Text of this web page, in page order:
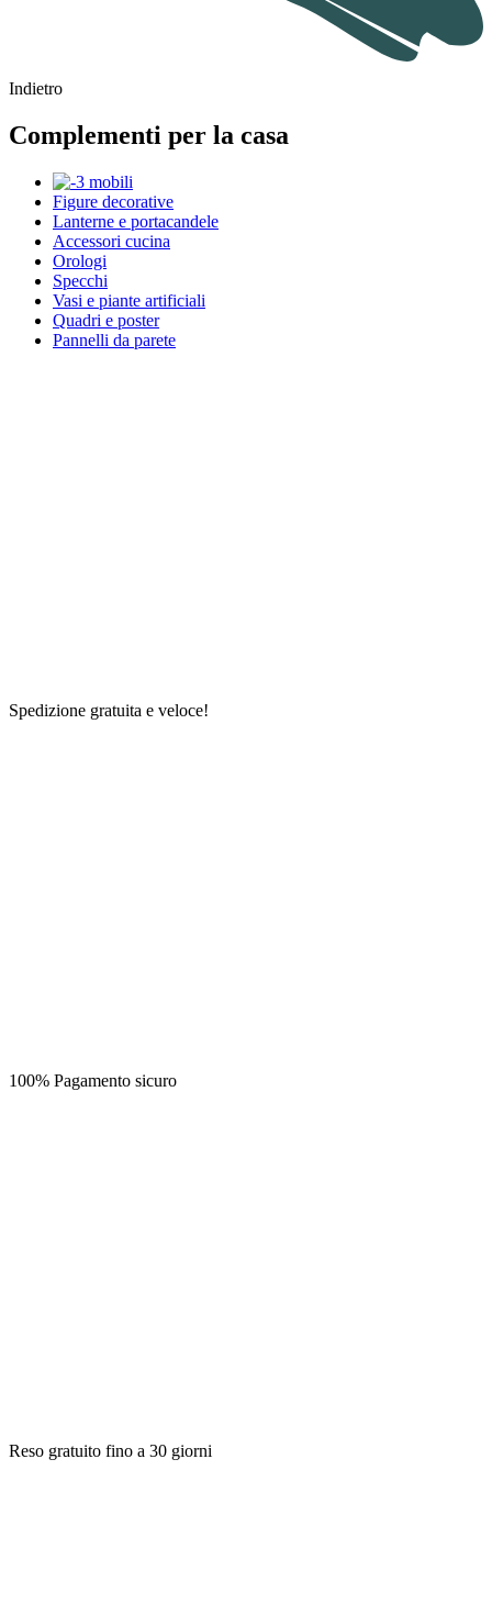
Indietro
Complementi per la casa
Figure decorative
Lanterne e portacandele
Accessori cucina
Orologi
Specchi
Vasi e piante artificiali
Quadri e poster
Pannelli da parete
Spedizione gratuita e veloce!
100% Pagamento sicuro
Reso gratuito fino a 30 giorni